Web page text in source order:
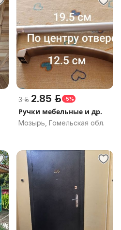
3 р. 2.85 р. -5%
Ручки мебельные и др.
Мозырь, Гомельская обл.